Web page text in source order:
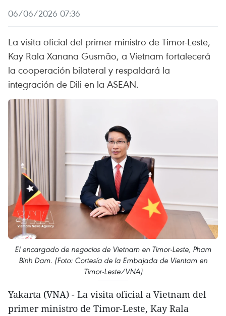
06/06/2026 07:36
La visita oficial del primer ministro de Timor-Leste,
Kay Rala Xanana Gusmão, a Vietnam fortalecerá
la cooperación bilateral y respaldará la
integración de Dili en la ASEAN.
El encargado de negocios de Vietnam en Timor-Leste, Pham
Binh Dam. (Foto: Cortesía de la Embajada de Vientam en
Timor-Leste/VNA)
Yakarta (VNA) - La visita oficial a Vietnam del
primer ministro de Timor-Leste, Kay Rala